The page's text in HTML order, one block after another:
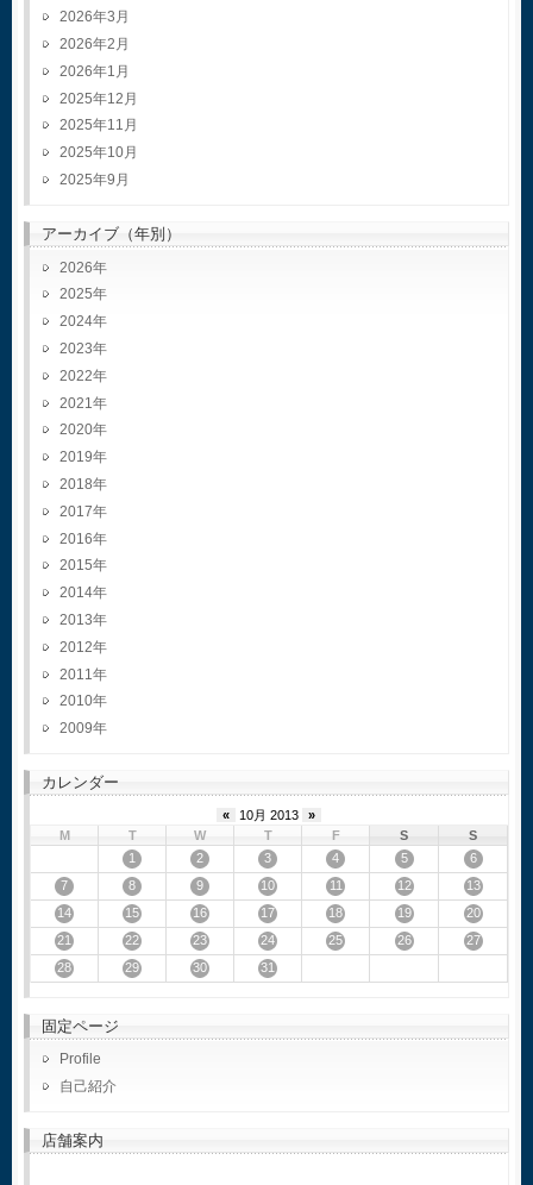
2026年3月
2026年2月
2026年1月
2025年12月
2025年11月
2025年10月
2025年9月
アーカイブ（年別）
2026
2025
2024
2023
2022
2021
2020
2019
2018
2017
2016
2015
2014
2013
2012
2011
2010
2009
カレンダー
« 10月 2013
»
M
T W T F S
S
1
2 3 4 5
6
7
8 9 10 11 12
13
14
15 16 17 18 19
20
21
22 23 24 25 26
27
28
29 30 31
固定ページ
Profile
自己紹介
店舗案内